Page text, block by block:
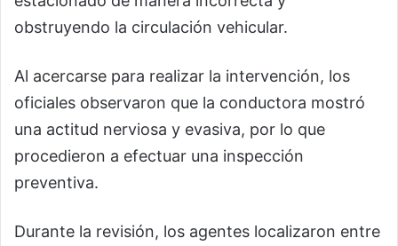
obstruyendo la circulación vehicular.
Al acercarse para realizar la intervención, los
oficiales observaron que la conductora mostró
una actitud nerviosa y evasiva, por lo que
procedieron a efectuar una inspección
preventiva.
Durante la revisión, los agentes localizaron entre